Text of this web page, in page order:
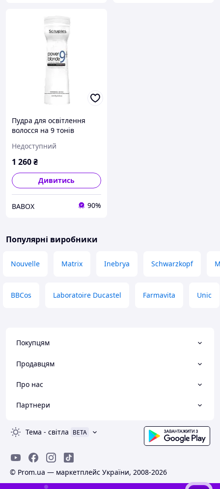
Пудра для освітлення
волосся на 9 тонів
Lightening Powder 300 г
(8638)
Недоступний
1 260₴
Дивитись
BABOX 90%
Популярні виробники
Nouvelle Matrix Inebrya Schwarzkopf
BBCos Laboratoire Ducastel Farmavita Unic
Покупцям
Продавцям
Про нас
Партнери
Тема - світла BETA
© Prom.ua — маркетплейс України, 2008-2026